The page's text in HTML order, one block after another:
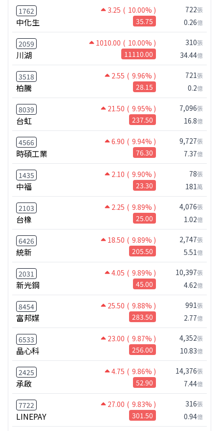
1762 3.25 ( 10.00% )
中化生 35.75
722張
0.26億
2059 1010.00 ( 10.00% )
川湖 11110.00
310張
34.44億
3518 2.55 ( 9.96% )
柏騰 28.15
721張
0.2億
8039 21.50 ( 9.95% )
台虹 237.50
7,096張
16.8億
4566 6.90 ( 9.94% )
時碩工業 76.30
9,727張
7.37億
1435 2.10 ( 9.90% )
中福 23.30
78張
181萬
2103 2.25 ( 9.89% )
台橡 25.00
4,076張
1.02億
6426 18.50 ( 9.89% )
統新 205.50
2,747張
5.51億
2031 4.05 ( 9.89% )
新光鋼 45.00
10,397張
4.62億
8454 25.50 ( 9.88% )
富邦媒 283.50
991張
2.77億
6533 23.00 ( 9.87% )
晶心科 256.00
4,352張
10.83億
2425 4.75 ( 9.86% )
承啟 52.90
14,376張
7.44億
7722 27.00 ( 9.83% )
LINEPAY 301.50
316張
0.94億